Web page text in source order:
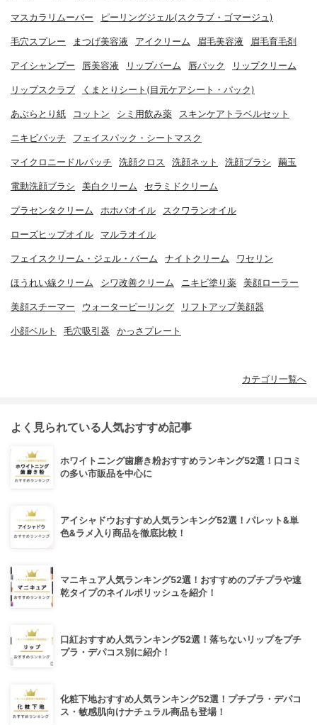
マスカラリムーバー ピーリングジェル(スクラブ・ゴマージュ)
毛穴スプレー まつげ美容液 アイクリーム 眉毛美容液 眉毛育毛剤
アイシャンプー 唇美容液 リップバーム 唇パック リップクリーム
リップスクラブ くまとりシート(目元ケアシート・パック)
あぶらとり紙 コットン シミ用飲み薬 スキンケアトラベルセット
ニキビパッチ フェイスパック・シートマスク
マイクロニードルパッチ 洗顔クロス 洗顔ネット 洗顔ブラシ 繭玉
電動洗顔ブラシ 美白クリーム セラミドクリーム
プラセンタクリーム ホホバオイル スクワランオイル
ローズヒップオイル マルラオイル
フェイスクリーム・ジェル・バーム ナイトクリーム ワセリン
ほうれい線クリーム シワ改善クリーム ニキビ塗り薬 美顔ローラー
美顔スチーマー ウォーターピーリング リフトアップ美顔器
小顔ベルト 毛穴吸引器 かっさプレート
カテゴリ一覧へ
よく見られている人気おすすめ記事
ホワイトニング歯磨き粉おすすめランキング52選！口コミ
の多い市販品を中心に
アイシャドウおすすめ人気ランキング52選！パレット&単
色&ラメ入り商品を徹底比較！
マニキュア人気ランキング52選！おすすめのプチプラや速
乾タイプのネイルポリッシュを紹介！
口紅おすすめ人気ランキング52選！落ちないリップをプチ
プラ・デパコス別に紹介！
化粧下地おすすめ人気ランキング52選！プチプラ・デパコ
ス・敏感肌向けナチュラル商品も登場！